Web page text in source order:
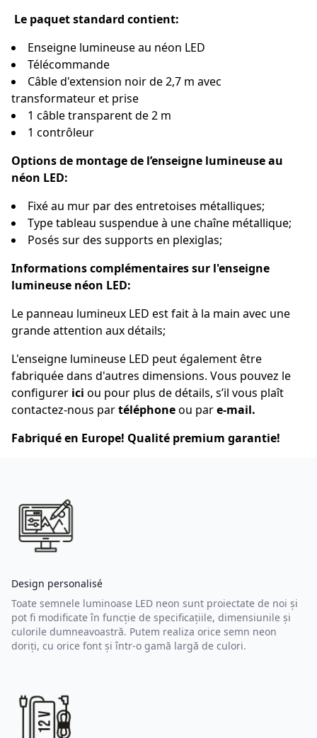
Le paquet standard contient:
Enseigne lumineuse au néon LED
Télécommande
Câble d'extension noir de 2,7 m avec
transformateur et prise
1 câble transparent de 2 m
1 contrôleur
Options de montage de l’enseigne lumineuse au
néon LED:
Fixé au mur par des entretoises métalliques;
Type tableau suspendue à une chaîne métallique;
Posés sur des supports en plexiglas;
Informations complémentaires sur l'enseigne
lumineuse néon LED:
Le panneau lumineux LED est fait à la main avec une
grande attention aux détails;
L'enseigne lumineuse LED peut également être
fabriquée dans d'autres dimensions. Vous pouvez le
configurer ici ou pour plus de détails, s’il vous plaît
contactez-nous partéléphoneou pare-mail.
Fabriqué en Europe! Qualité premium garantie!
Design personalisé
Toate semnele luminoase LED neon sunt proiectate de noi și
pot fi modificate în funcție de specificațiile, dimensiunile și
culorile dumneavoastră. Putem realiza orice semn neon
doriți, cu orice font și într-o gamă largă de culori.